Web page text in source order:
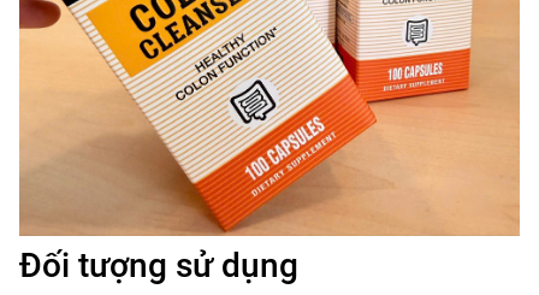
Đối tượng sử dụng